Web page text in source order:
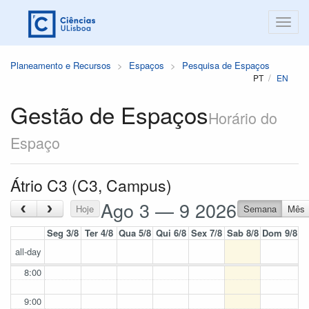
Planeamento e Recursos Espaços Pesquisa de Espaços
PT EN
Gestão de EspaçosHorário do
Espaço
Átrio C3 (C3, Campus)
‹ › Hoje Ago 3 — 9 2026 Semana
Mês
Seg 3/8 Ter 4/8 Qua 5/8 Qui 6/8 Sex 7/8 Sab 8/8 Dom 9/8
all-day
8:00
9:00